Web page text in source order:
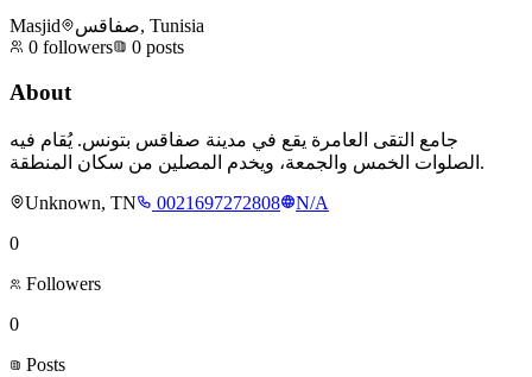
Masjid
صفاقس, Tunisia
0 followers 0 posts
About
جامع التقى العامرة يقع في مدينة صفاقس بتونس. يُقام فيه
الصلوات الخمس والجمعة، ويخدم المصلين من سكان المنطقة.
Unknown, TN
0021697272808
N/A
0
Followers
0
Posts